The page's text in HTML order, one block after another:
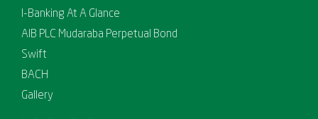
I-Banking At A Glance
AIB PLC Mudaraba Perpetual Bond
Swift
BACH
Gallery